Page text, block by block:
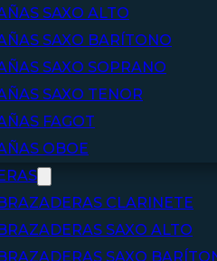
SAXO ALTO
SAXO BARÍTONO
SAXO SOPRANO
SAXO TENOR
FAGOT
OBOE
CLARINETE
SAXO ALTO
SAXO